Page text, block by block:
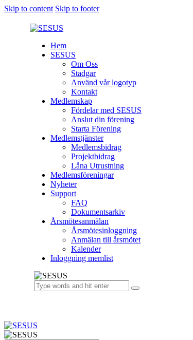
Skip to content Skip to footer
Hem
SESUS
Om Oss
Stadgar
Använd vår logotyp
Kontakt
Medlemskap
Fördelar med SESUS
Anslut din förening
Starta Förening
Medlemstjänster
Medlemsbidrag
Projektbidrag
Låna Utrustning
Medlemsföreningar
Nyheter
Support
FAQ
Dokumentsarkiv
Årsmötesanmälan
Årsmötesinloggning
Anmälan till årsmötet
Kalender
Inloggning memlist